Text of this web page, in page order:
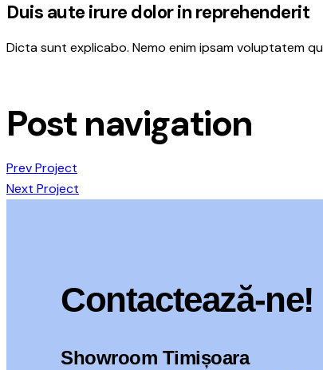
Duis aute irure dolor in reprehenderit
Dicta sunt explicabo. Nemo enim ipsam voluptatem
Post navigation
Prev Project
Next Project
Contactează-ne!
Showroom Timișoara